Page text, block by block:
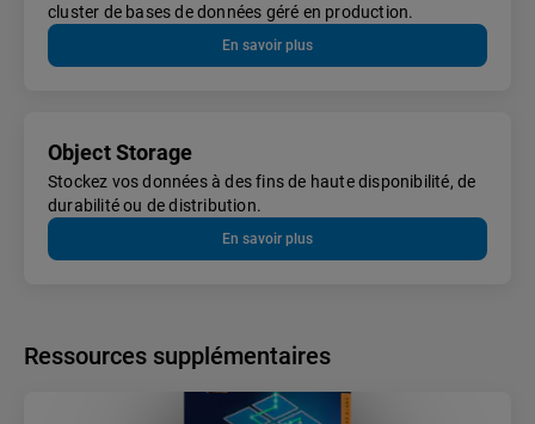
cluster de bases de données géré en production.
En savoir plus
Object Storage
Stockez vos données à des fins de haute disponibilité, de
durabilité ou de distribution.
En savoir plus
Ressources supplémentaires